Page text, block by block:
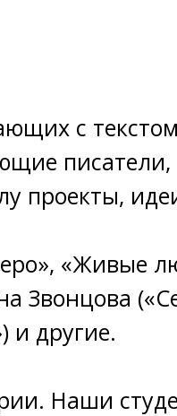
с
проекты,
«Живые
Звонцова
и другие.
Наши